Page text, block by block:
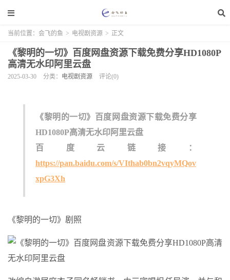
当前位置： 会飞的鱼 > 电视剧资源 > 正文
《黎明的一切》百度网盘资源下载免费分享HD1080P
高清无水印阿里云盘
2025-03-30 分类： 电视剧资源 评论(0)
《黎明的一切》百度网盘资源下载免费分享
HD1080P高清无水印阿里云盘
百度云链接：
https://pan.baidu.com/s/VIthab0bn2vqyMQov
xpG3Xh
《黎明的一切》剧照